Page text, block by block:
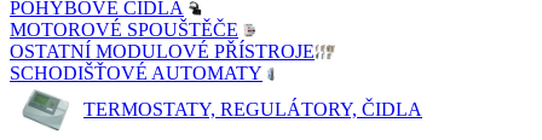
POHYBOVÉ ČIDLA
MOTOROVÉ SPOUŠTĚČE
OSTATNÍ MODULOVÉ PŘÍSTROJE
SCHODIŠŤOVÉ AUTOMATY
TERMOSTATY, REGULÁTORY, ČIDLA